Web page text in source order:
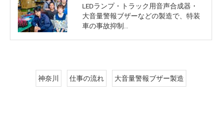
LEDランプ・トラック用音声合成器・
大音量警報ブザーなどの製造で、特装
車の事故抑制…
神奈川 仕事の流れ 大音量警報ブザー製造